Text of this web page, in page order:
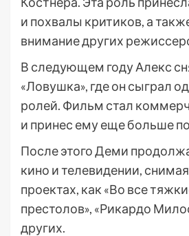
и похвалы критиков, а
внимание других
В следующем году Алекс
«Ловушка», где он сыграл
ролей. Фильм стал
и принес ему еще больше
После этого Деми
кино и телевидении,
проектах, как «Во все
престолов», «Рикардо
других.